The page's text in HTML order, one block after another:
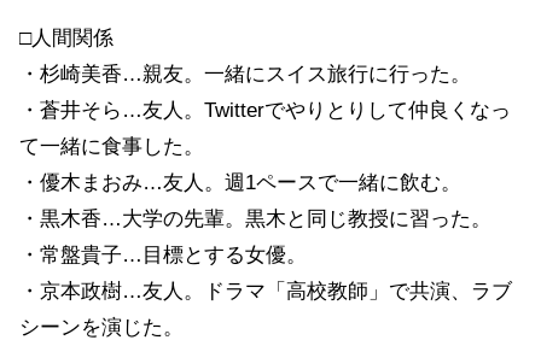
□人間関係
・杉崎美香…親友。一緒にスイス旅行に行った。
・蒼井そら…友人。Twitterでやりとりして仲良くなっ
て一緒に食事した。
・優木まおみ…友人。週1ペースで一緒に飲む。
・黒木香…大学の先輩。黒木と同じ教授に習った。
・常盤貴子…目標とする女優。
・京本政樹…友人。ドラマ「高校教師」で共演、ラブ
シーンを演じた。